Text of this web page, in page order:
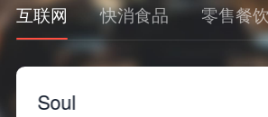
互联网 快消食品 零售餐饮
Soul